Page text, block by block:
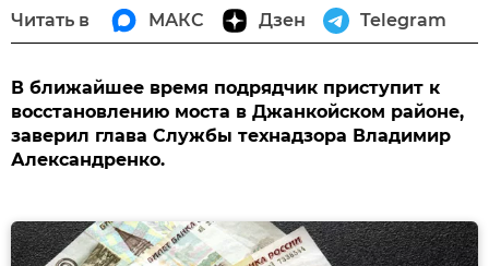
Читать в МАКС Дзен Telegram
В ближайшее время подрядчик приступит к
восстановлению моста в Джанкойском районе,
заверил глава Службы технадзора Владимир
Александренко.